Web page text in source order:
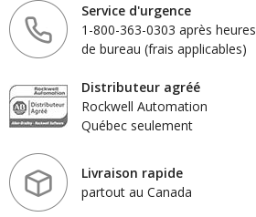
Service d'urgence
1-800-363-0303 après heures
de bureau (frais applicables)
Distributeur agréé
Rockwell Automation
Québec seulement
Livraison rapide
partout au Canada